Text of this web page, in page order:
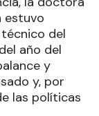
estuvo
del
año del
y
y, por
las políticas